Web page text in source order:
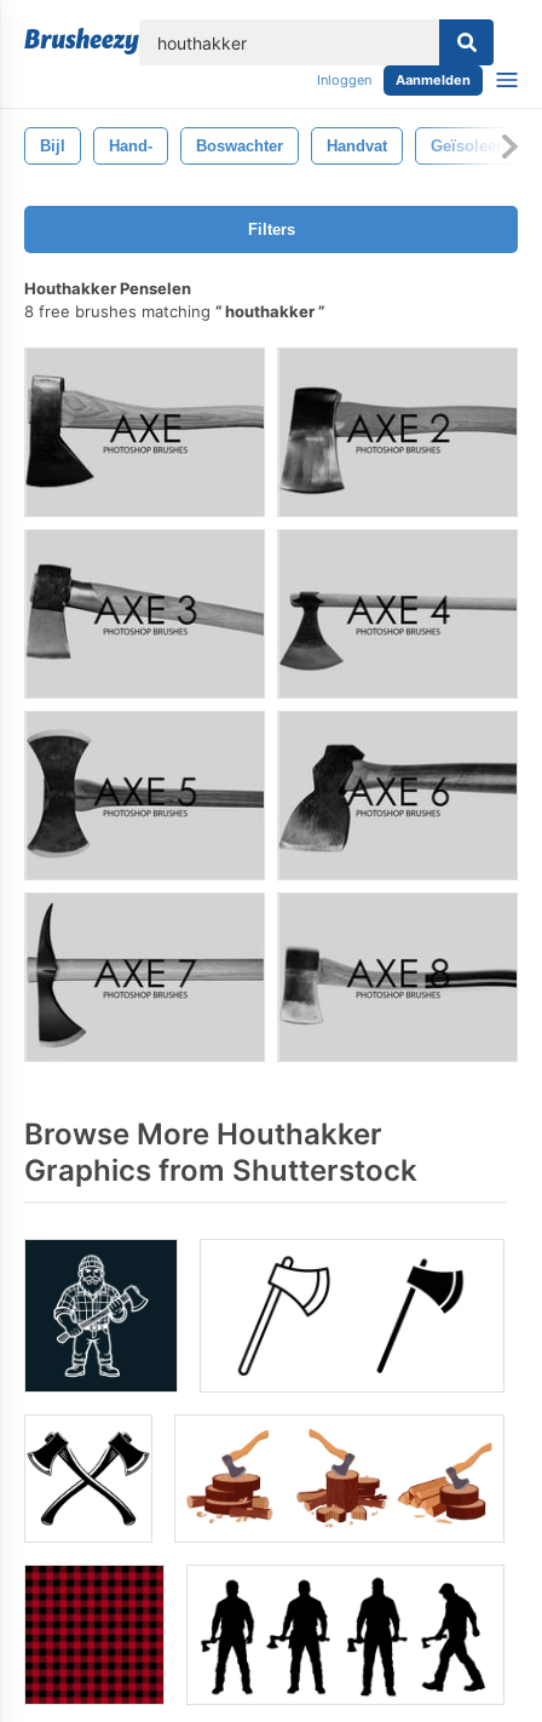
Inloggen Aanmelden
Bijl Hand- Boswachter Handvat Geïsoleerd
Filters
Houthakker Penselen
8 free brushes matching
houthakker
Browse More Houthakker
Graphics from Shutterstock